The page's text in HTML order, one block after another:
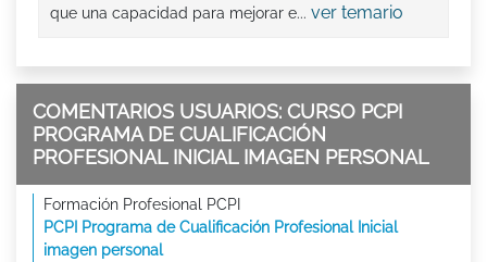
que una capacidad para mejorar e... ver temario
COMENTARIOS USUARIOS: CURSO PCPI
PROGRAMA DE CUALIFICACIÓN
PROFESIONAL INICIAL IMAGEN PERSONAL
Formación Profesional PCPI
PCPI Programa de Cualificación Profesional Inicial
imagen personal